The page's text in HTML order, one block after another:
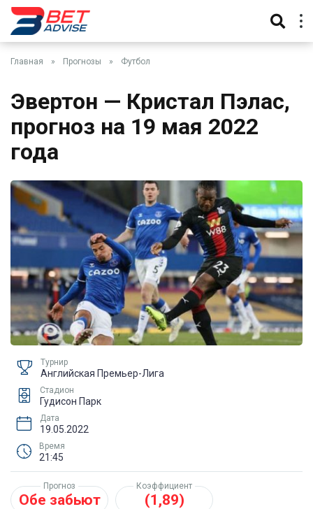
Главная » Прогнозы » Футбол
Эвертон — Кристал Пэлас,
прогноз на 19 мая 2022
года
Турнир
Английская Премьер-Лига
Стадион
Гудисон Парк
Дата
19.05.2022
Время
21:45
Прогноз
Обе забьют
Коэффициент
(1,89)